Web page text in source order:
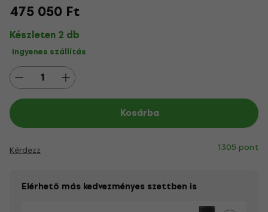
475 050 Ft
Készleten 2 db
Ingyenes szállítás
Kosárba
Kérdezz 1305 pont
Elérhető más kedvezményes szettben is